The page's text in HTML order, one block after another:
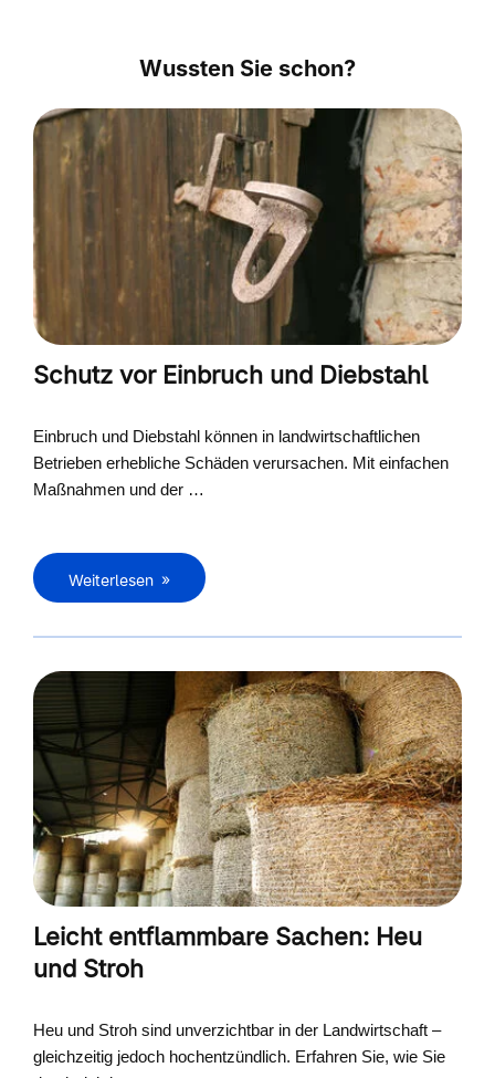
Wussten Sie schon?
Schutz vor Einbruch und Diebstahl
Einbruch und Diebstahl können in landwirtschaftlichen
Betrieben erhebliche Schäden verursachen. Mit einfachen
Maßnahmen und der …
Weiterlesen
Leicht entflammbare Sachen: Heu
und Stroh
Heu und Stroh sind unverzichtbar in der Landwirtschaft –
gleichzeitig jedoch hochentzündlich. Erfahren Sie, wie Sie